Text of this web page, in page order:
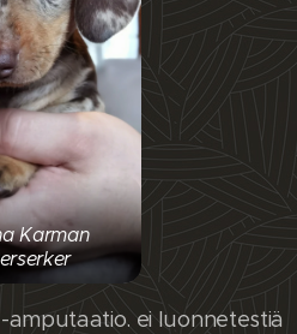
Karman
ei luonnetestiä